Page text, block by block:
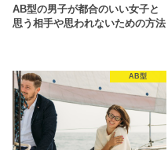
AB型の男子が都合のいい女子と
思う相手や思われないための方法
AB型